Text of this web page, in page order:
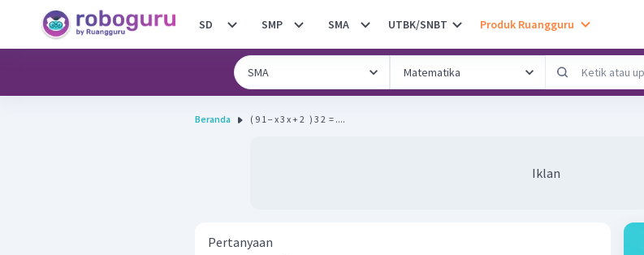
SD SMP SMA UTBK/SNBT Produk Ruangguru
Beranda ( 9 1 − x 3 x + 2 ​ ​ ) 3 2 ​ = ....
Iklan
Pertanyaan